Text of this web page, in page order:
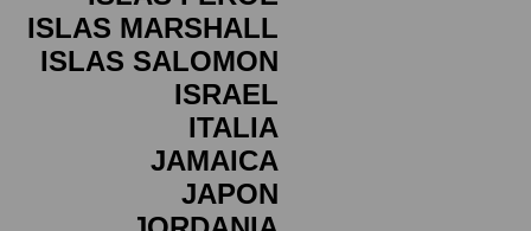
ISLAS MARSHALL
ISLAS SALOMON
ISRAEL
ITALIA
JAMAICA
JAPON